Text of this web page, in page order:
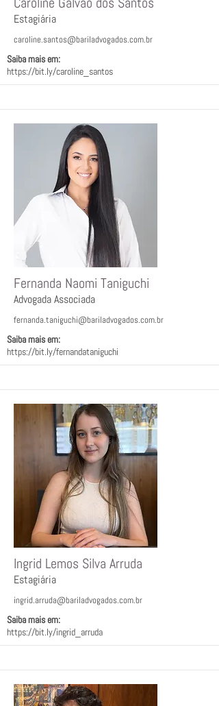
Estagiária
caroline.santos@bariladvogados.com.br
Saiba mais em:
https://bit.ly/caroline_santos
Fernanda Naomi Taniguchi
Advogada Associada
fernanda.taniguchi@bariladvogados.com.br
Saiba mais em:
https://bit.ly/fernandataniguchi
Ingrid Lemos Silva Arruda
Estagiária
ingrid.arruda@bariladvogados.com.br
Saiba mais em:
https://bit.ly/ingrid_arruda